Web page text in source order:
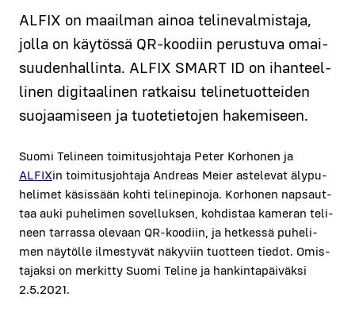
ALFIX on maa­il­man ainoa teli­ne­val­mis­ta­ja,
jol­la on käy­tös­sä QR-koo­diin perus­tu­va omai­
suu­den­hal­lin­ta. ALFIX SMART ID on ihan­teel­
li­nen digi­taa­li­nen rat­kai­su teli­ne­tuot­tei­den
suo­jaa­mi­seen ja tuo­te­tie­to­jen hake­mi­seen.
Suo­mi Teli­neen toi­mi­tus­joh­ta­ja Peter Kor­ho­nen ja
ALFIXin toi­mi­tus­joh­ta­ja Andreas Meier aste­le­vat äly­pu­
he­li­met käsis­sään koh­ti teli­ne­pi­no­ja. Kor­ho­nen nap­saut­
taa auki puhe­li­men sovel­luk­sen, koh­dis­taa kame­ran teli­
neen tar­ras­sa ole­vaan QR-koo­diin, ja het­kes­sä puhe­li­
men näy­töl­le ilmes­ty­vät näky­viin tuot­teen tie­dot. Omis­
ta­jak­si on mer­kit­ty Suo­mi Teli­ne ja han­kin­ta­päi­väk­si
2.5.2021.